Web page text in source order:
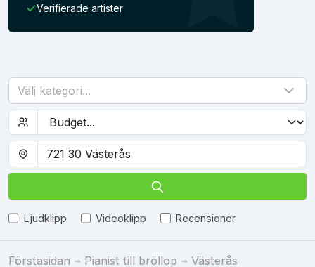
Verifierade artister
Välj kategori...
Ljudklipp Videoklipp Recensioner
Förstasidan Pianist till bröllop Västerås